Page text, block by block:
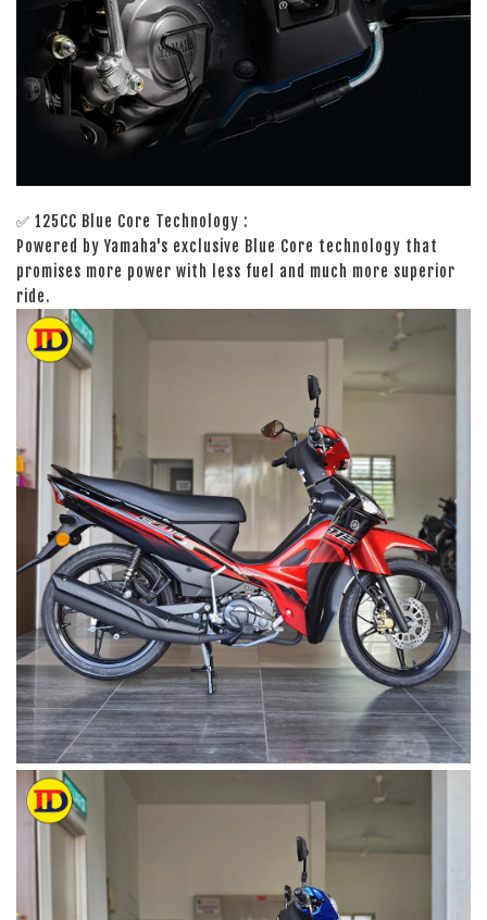
✅ 125CC Blue Core Technology :
Powered by Yamaha's exclusive Blue Core technology that
promises more power with less fuel and much more superior
ride.